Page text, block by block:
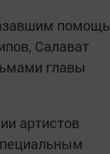
помощь
Салават
главы
артистов